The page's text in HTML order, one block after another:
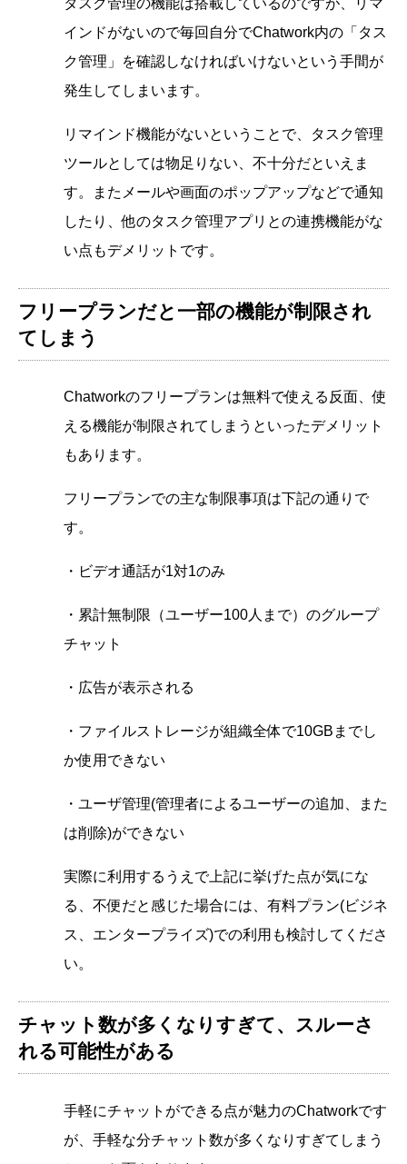
タスク管理の機能は搭載しているのですが、リマ
インドがないので毎回自分でChatwork内の「タス
ク管理」を確認しなければいけないという手間が
発生してしまいます。
リマインド機能がないということで、タスク管理
ツールとしては物足りない、不十分だといえま
す。またメールや画面のポップアップなどで通知
したり、他のタスク管理アプリとの連携機能がな
い点もデメリットです。
フリープランだと一部の機能が制限され
てしまう
Chatworkのフリープランは無料で使える反面、使
える機能が制限されてしまうといったデメリット
もあります。
フリープランでの主な制限事項は下記の通りで
す。
・ビデオ通話が1対1のみ
・累計無制限（ユーザー100人まで）のグループ
チャット
・広告が表示される
・ファイルストレージが組織全体で10GBまでし
か使用できない
・ユーザ管理(管理者によるユーザーの追加、また
は削除)ができない
実際に利用するうえで上記に挙げた点が気にな
る、不便だと感じた場合には、有料プラン(ビジネ
ス、エンタープライズ)での利用も検討してくださ
い。
チャット数が多くなりすぎて、スルーさ
れる可能性がある
手軽にチャットができる点が魅力のChatworkです
が、手軽な分チャット数が多くなりすぎてしまう